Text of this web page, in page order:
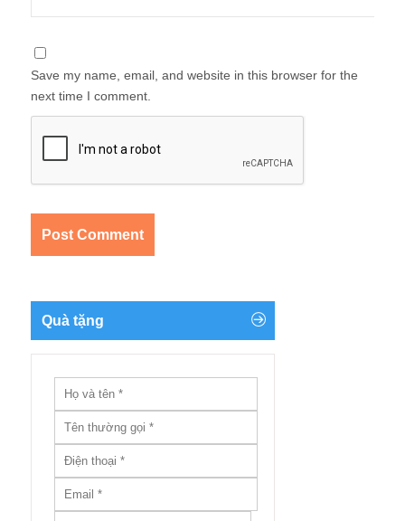
Save my name, email, and website in this browser for the
next time I comment.
Quà tặng